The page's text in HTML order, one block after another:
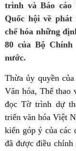
trình và Báo cáo
Quốc hội về
chế hóa những
80 của Bộ
nước.
Thừa ủy quyền
Văn hóa, Thể thao
đọc Tờ trình dự
triển văn hóa Việt
kiến góp ý của các
đã được điều